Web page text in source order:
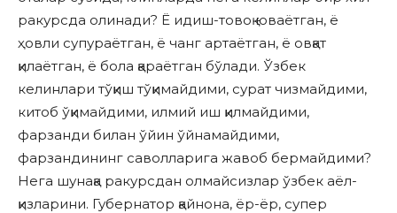
ракурсда олинади? Ё идиш-товоқ юваётган, ё
ҳовли супураётган, ё чанг артаётган, ё овқат
қилаётган, ё бола қараётган бўлади. Ўзбек
келинлари тўқиш тўқимайдими, сурат чизмайдими,
китоб ўқимайдими, илмий иш қилмайдими,
фарзанди билан ўйин ўйнамайдими,
фарзандининг саволларига жавоб бермайдими?
Нега шунақа ракурсдан олмайсизлар ўзбек аёл-
қизларини. Губернатор қайнона, ёр-ёр, супер